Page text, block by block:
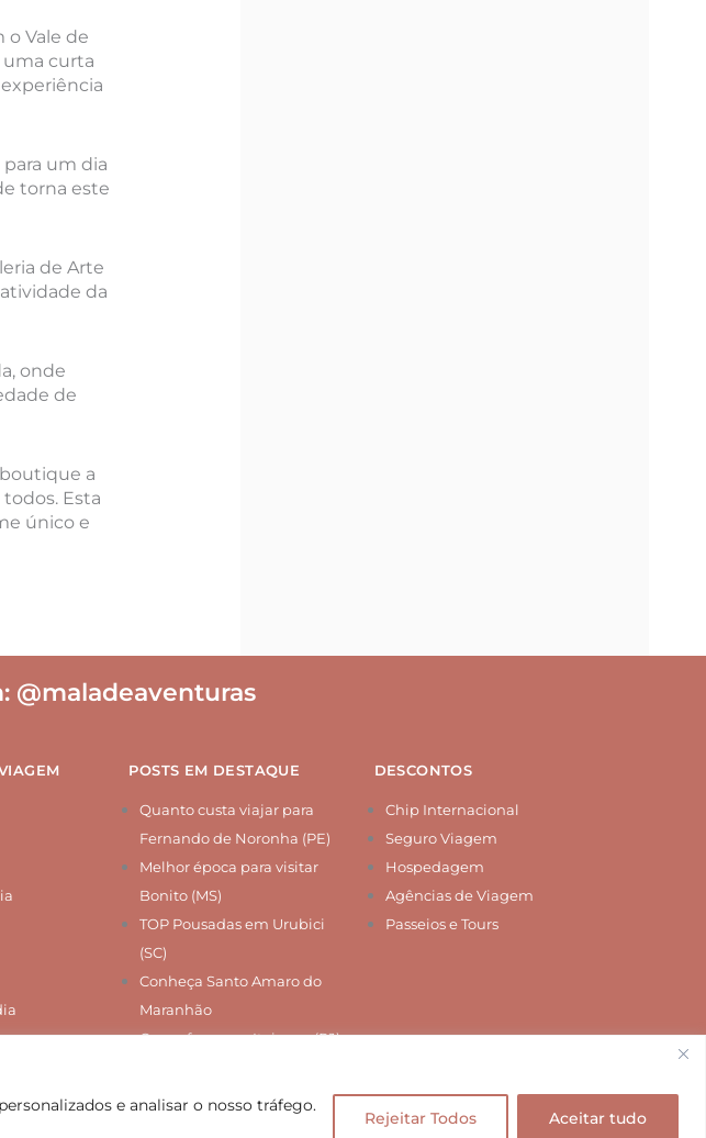
e analisar o nosso tráfego.
Rejeitar Todos Aceitar tudo
Vale de
uma curta
para um dia
torna este
de Arte
da
onde
de
a
Esta
único e
@maladeaventuras
POSTS EM DESTAQUE
Quanto custa viajar para
Fernando de Noronha (PE)
Melhor época para visitar
Bonito (MS)
TOP Pousadas em Urubici
(SC)
Conheça Santo Amaro do
Maranhão
O que fazer em Itaipava (RJ)
DESCONTOS
Chip Internacional
Seguro Viagem
Hospedagem
Agências de Viagem
Passeios e Tours
© 2013-2026. Todos os direitos reservados.